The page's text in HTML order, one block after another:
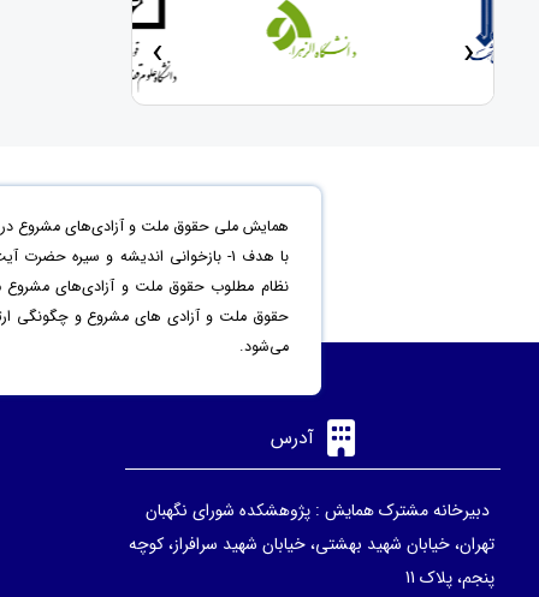
‹ ›
همایش ملی حقوق ملت و آزادی‌های مشروع در
حقوق ملت و آزادی های مشروع و چگونگی
می‌شود.
آدرس
دبیرخانه مشترک همایش : پژوهشکده شورای نگهبان
تهران، خیابان شهید بهشتی، خیابان شهید سرافراز، کوچه
پنجم، پلاک 11